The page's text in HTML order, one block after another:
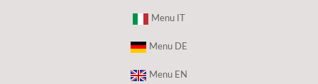
Menu IT
Menu DE
Menu EN